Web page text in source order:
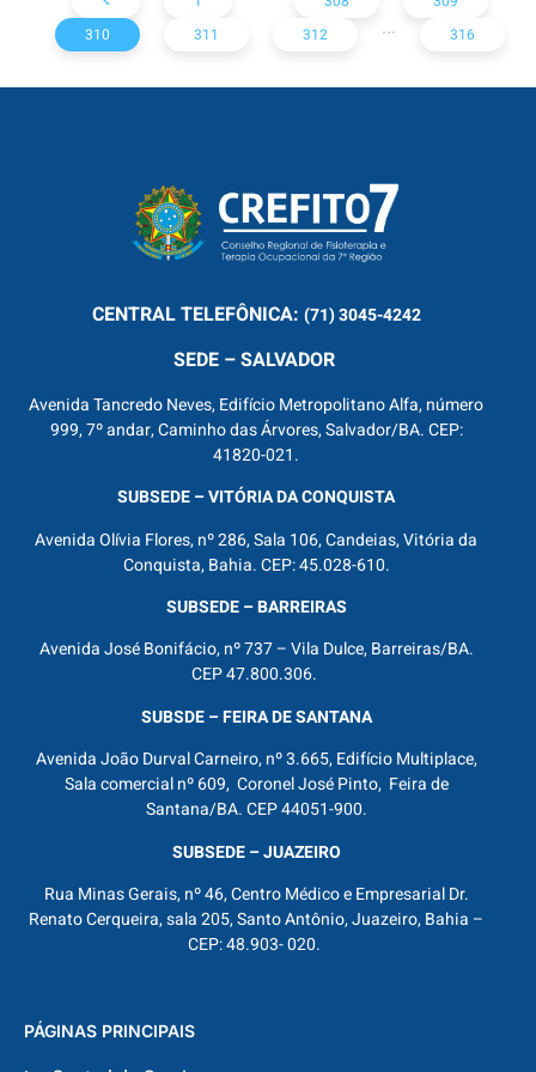
310
311 312 ... 316
CENTRALTELEFÔNICA: (71) 3045-4242
SEDE – SALVADOR
Avenida Tancredo Neves, Edifício Metropolitano Alfa, número
999, 7º andar, Caminho das Árvores, Salvador/BA. CEP:
41820-021.
SUBSEDE – VITÓRIA DA CONQUISTA
Avenida Olívia Flores, nº 286, Sala 106, Candeias, Vitória da
Conquista, Bahia. CEP: 45.028-610.
SUBSEDE – BARREIRAS
Avenida José Bonifácio, nº 737 – Vila Dulce, Barreiras/BA.
CEP 47.800.306.
SUBSDE – FEIRA DE SANTANA
Avenida João Durval Carneiro, nº 3.665, Edifício Multiplace,
Sala comercial nº 609, Coronel José Pinto, Feira de
Santana/BA. CEP 44051-900.
SUBSEDE – JUAZEIRO
Rua Minas Gerais, nº 46, Centro Médico e Empresarial Dr.
Renato Cerqueira, sala 205, Santo Antônio, Juazeiro, Bahia –
CEP: 48.903- 020.
PÁGINAS PRINCIPAIS